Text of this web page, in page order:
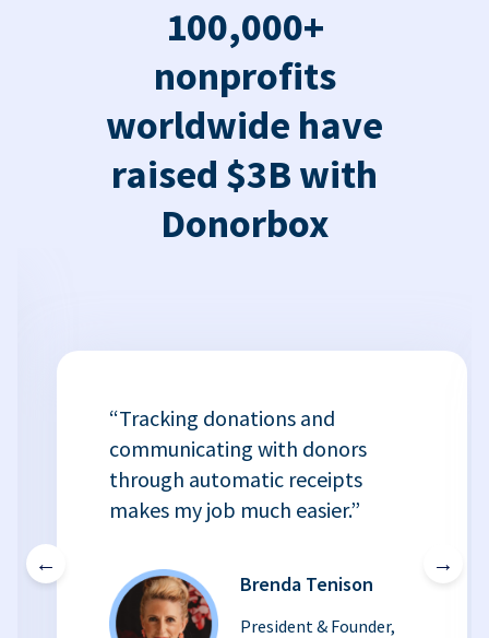
100,000+
nonprofits
worldwide have
raised $3B with
Donorbox
←
“Tracking donations and
communicating with donors
through automatic receipts
makes my job much easier.”
Brenda Tenison
President & Founder,
→